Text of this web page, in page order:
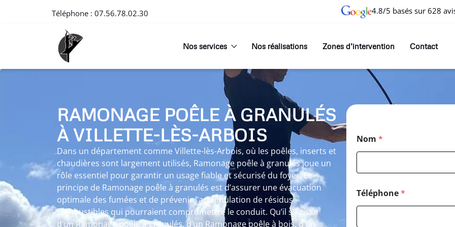
Téléphone : 07.56.78.02.30 4.8/5 basés sur 628
Nos services Nos réalisations Zones d’intervention Contact
RAMONAGE POÊLE À GRANULÉS
À VILLETTE-LÈS-ARBOIS
Dans un département comme Villette-lès-Arbois, où les poêles, inserts et
chaudières sont largement utilisés, Ramonage poêle à granulés joue un
rôle essentiel pour garantir un usage fiable et sécurisé du foyer. Le
principe de Ramonage poêle à granulés est d’assurer une évacuation
optimale des fumées et de prévenir l’accumulation de résidus
combustibles qui pourraient compromettre le conduit. Qu’il s’agisse
d’un Ramonage poêle à granulés, d’un Ramonage poêle à bois, d’un
Nom *
Téléphone*